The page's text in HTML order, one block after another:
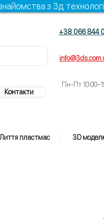
з 3д
Контакти
+38 066 844
Пн-Пт
Лиття пластмас 3D